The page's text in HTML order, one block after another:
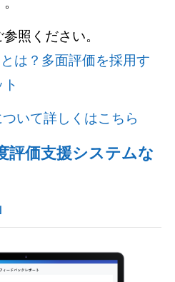
照ください。
は？多面評価を採用す
いて詳しくはこちら
評価支援システムな